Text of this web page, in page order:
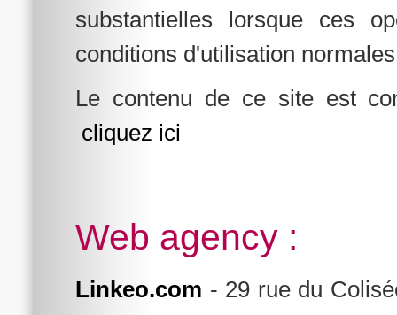
substantielles lorsque ces
conditions d'utilisation
Le contenu de ce site est
cliquez ici
Web agency :
Linkeo.com - 29 rue du